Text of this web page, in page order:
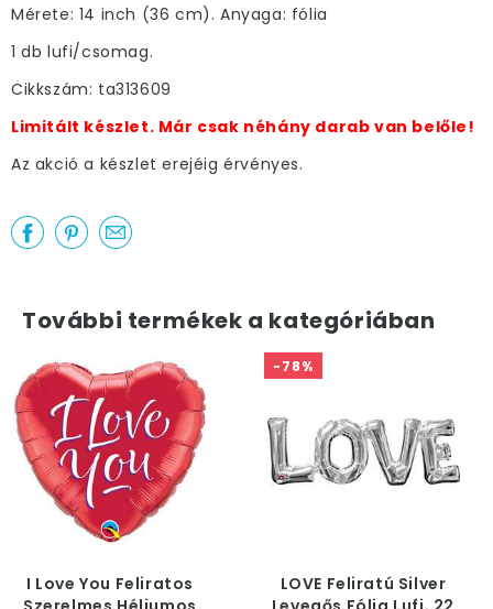
Mérete: 14 inch (36 cm). Anyaga: fólia
1 db lufi/csomag.
Cikkszám: ta313609
Limitált készlet. Már csak néhány darab van belőle!
Az akció a készlet erejéig érvényes.
További termékek a kategóriában
I Love You Feliratos
-78%
LOVE Feliratú Silver